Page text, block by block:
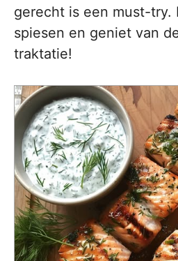
gerecht is een must-try.
spiesen en geniet van
traktatie!